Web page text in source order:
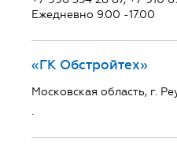
Ежедневно 9.00 -17.00
«ГК Обстройтех»
Московская область, г.
.